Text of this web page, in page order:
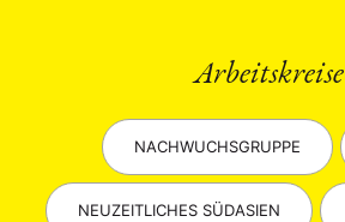
Arbeitskreise
NACHWUCHSGRUPPE
NEUZEITLICHES SÜDASIEN